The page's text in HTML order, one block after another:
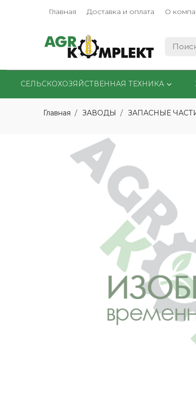
Главная Доставка и оплата О
СЕЛЬСКОХОЗЯЙСТВЕННАЯ ТЕХНИКА
Главная ЗАВОДЫ ЗАПАСНЫЕ